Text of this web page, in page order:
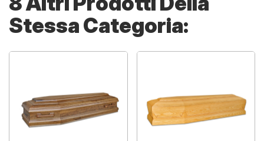
Stessa Categoria: